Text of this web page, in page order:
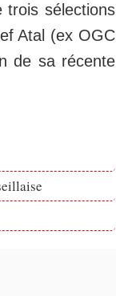
trois sélections
Atal (ex OGC
de sa récente